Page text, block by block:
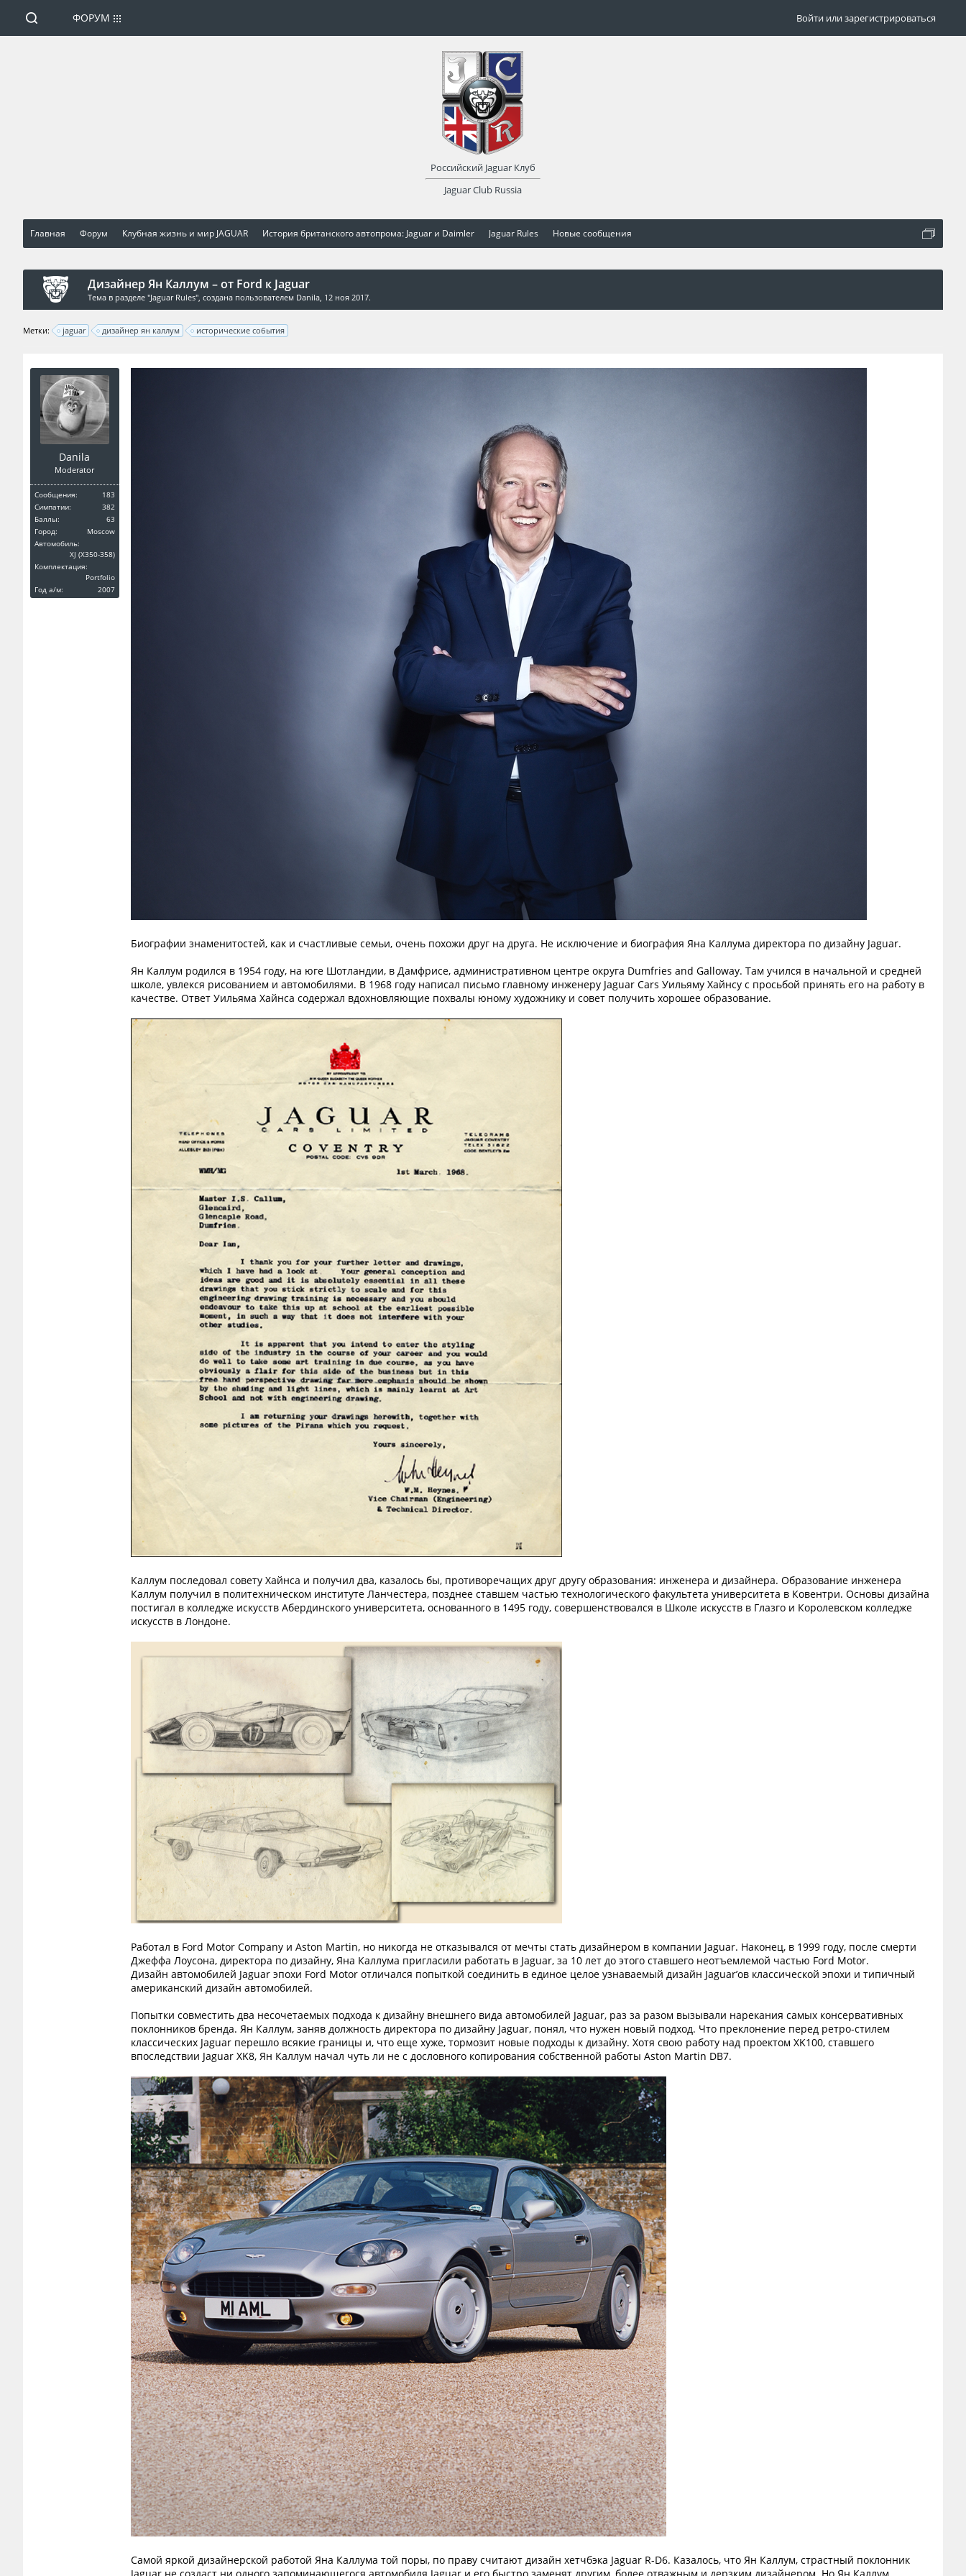
Главная Форум Клубная жизнь и мир JAGUAR История британского автопрома: Jaguar и Daimler Jaguar Rules Новые сообщения
Дизайнер Ян Каллум – от Ford к Jaguar
Тема в разделе "Jaguar Rules", создана пользователем Danila, 12 ноя 2017.
Метки: jaguar дизайнер ян каллум исторические события
Danila
Moderator
Сообщения:
183
Симпатии:
382
Баллы:
63
Город:
Moscow
Автомобиль:
XJ (X350-358)
Комплектация:
Portfolio
Год a/м:
2007
Биографии знаменитостей, как и счастливые семьи, очень похожи друг на друга. Не исключение и биография Яна Каллума директора по дизайну Jaguar.
Ян Каллум родился в 1954 году, на юге Шотландии, в Дамфрисе, административном центре округа Dumfries and Galloway. Там учился в начальной и средней
школе, увлекся рисованием и автомобилями. В 1968 году написал письмо главному инженеру Jaguar Cars Уильяму Хайнсу с просьбой принять его на работу в
качестве. Ответ Уильяма Хайнса содержал вдохновляющие похвалы юному художнику и совет получить хорошее образование.
Каллум последовал совету Хайнса и получил два, казалось бы, противоречащих друг другу образования: инженера и дизайнера. Образование инженера
Каллум получил в политехническом институте Ланчестера, позднее ставшем частью технологического факультета университета в Ковентри. Основы дизайна
постигал в колледже искусств Абердинского университета, основанного в 1495 году, совершенствовался в Школе искусств в Глазго и Королевском колледже
искусств в Лондоне.
Работал в Ford Motor Company и Aston Martin, но никогда не отказывался от мечты стать дизайнером в компании Jaguar. Наконец, в 1999 году, после смерти
Джеффа Лоусона, директора по дизайну, Яна Каллума пригласили работать в Jaguar, за 10 лет до этого ставшего неотъемлемой частью Ford Motor.
Дизайн автомобилей Jaguar эпохи Ford Motor отличался попыткой соединить в единое целое узнаваемый дизайн Jaguar’ов классической эпохи и типичный
американский дизайн автомобилей.
Попытки совместить два несочетаемых подхода к дизайну внешнего вида автомобилей Jaguar, раз за разом вызывали нарекания самых консервативных
поклонников бренда. Ян Каллум, заняв должность директора по дизайну Jaguar, понял, что нужен новый подход. Что преклонение перед ретро-стилем
классических Jaguar перешло всякие границы и, что еще хуже, тормозит новые подходы к дизайну. Хотя свою работу над проектом XK100, ставшего
впоследствии Jaguar XK8, Ян Каллум начал чуть ли не с дословного копирования собственной работы Aston Martin DB7.
Самой яркой дизайнерской работой Яна Каллума той поры, по праву считают дизайн хетчбэка Jaguar R-D6. Казалось, что Ян Каллум, страстный поклонник
ФОРУМ
Российский Jaguar Клуб
Jaguar Club Russia
Войти или зарегистрироваться